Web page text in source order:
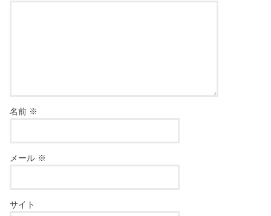
名前 ※
メール ※
サイト